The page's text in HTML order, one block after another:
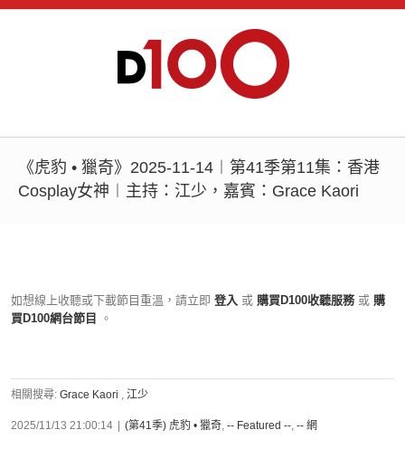
《虎豹 • 獵奇》2025-11-14︱第41季第11集：香港
Cosplay女神︱主持：江少，嘉賓：Grace Kaori
如想線上收聽或下載節目重溫，請立即 登入 或 購買D100收聽服務 或 購
買D100網台節目
。
相關搜尋: Grace Kaori , 江少
2025/11/13 21:00:14 (第41季) 虎豹 • 獵奇, -- Featured --, -- 網